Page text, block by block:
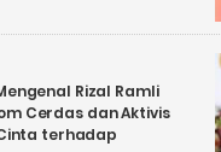
Rizal Ramli
Cerdas dan Aktivis
terhadap